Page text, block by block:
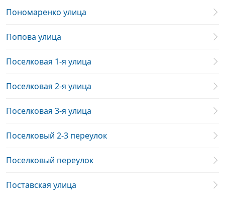
Пономаренко улица
Попова улица
Поселковая 1-я улица
Поселковая 2-я улица
Поселковая 3-я улица
Поселковый 2-3 переулок
Поселковый переулок
Поставская улица